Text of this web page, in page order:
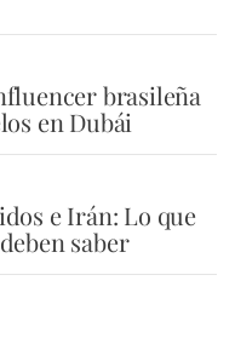
brasileña
en Dubái
e Irán: Lo que
saber